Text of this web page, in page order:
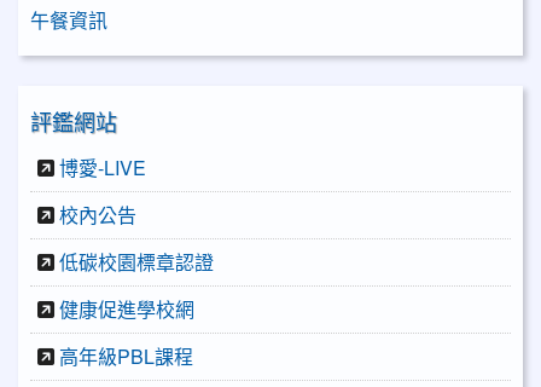
午餐資訊
評鑑網站
博愛-LIVE
校內公告
低碳校園標章認證
健康促進學校網
高年級PBL課程